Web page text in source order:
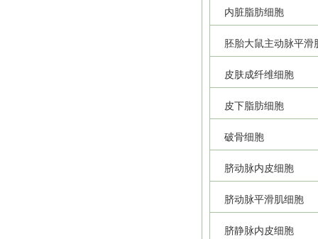
内脏脂肪细胞
胚胎大鼠主动脉平滑
皮肤成纤维细胞
皮下脂肪细胞
破骨细胞
脐动脉内皮细胞
脐动脉平滑肌细胞
脐静脉内皮细胞